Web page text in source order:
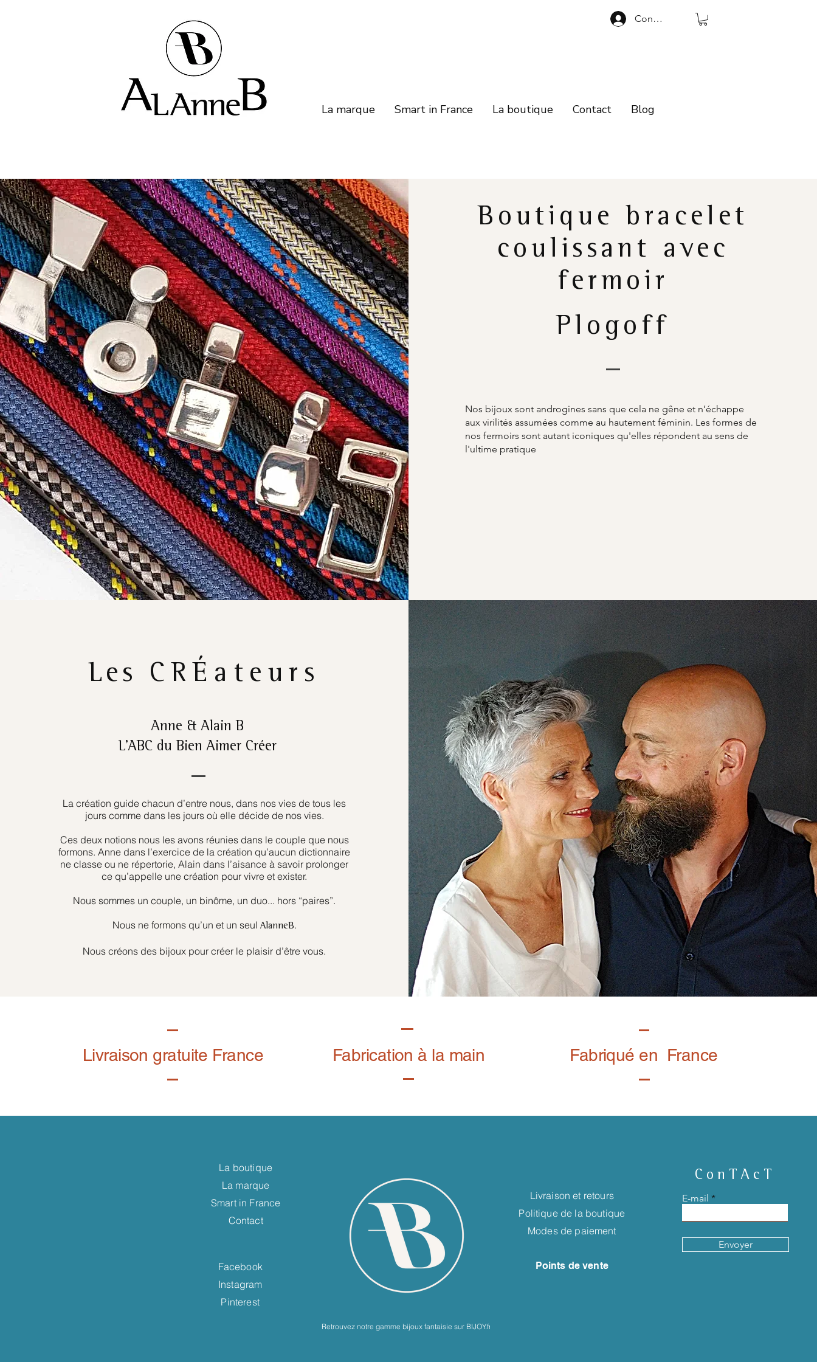
Connexion
La marque Smart in France La boutique Contact Blog
Boutique bracelet
coulissant avec
fermoir
Plogoff
Nos bijoux sont androgines sans que cela ne gêne et n’échappe
aux virilités assumées comme au hautement féminin. Les formes de
nos fermoirs sont autant iconiques qu'elles répondent au sens de
l'ultime pratique
Les CRÉateurs
Anne & Alain B
L’ABC du Bien Aimer Créer
La création guide chacun d’entre nous, dans nos vies de tous les
jours comme dans les jours où elle décide de nos vies.
Ces deux notions nous les avons réunies dans le couple que nous
formons. Anne dans l’exercice de la création qu’aucun dictionnaire
ne classe ou ne répertorie, Alain dans l’aisance à savoir prolonger
ce qu’appelle une création pour vivre et exister.
Nous sommes un couple, un binôme, un duo... hors “paires”.
Nous ne formons qu’un et un seul AlanneB.
Nous créons des bijoux pour créer le plaisir d’être vous.
Livraison gratuite France Fabrication à la main Fabriqué en France
La boutique
La marque
Smart in France
Contact
Facebook
Instagram
Pinterest
Retrouvez notre gamme bijoux fantaisie sur BIJOY.fr
Livraison et retours
Politique de la boutique
Modes de paiement
Points de vente
ConTAcT
E-mail
Envoyer